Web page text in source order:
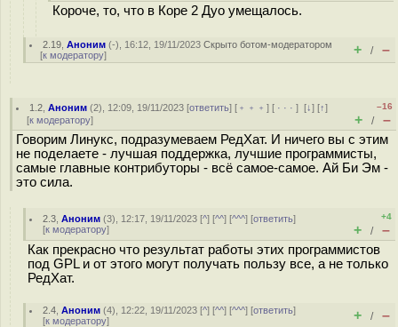
Короче, то, что в Коре 2 Дуо умещалось.
2.19 ,Аноним (-), 16:12, 19/11/2023Скрыто ботом-модератором
[к модератору] + / –
1.2 ,Аноним (2), 12:09, 19/11/2023 [ответить] [ ﹢﹢﹢] [ · · ·][↓] [↑]
[к модератору]
–16
+ / –
Говорим Линукс, подразумеваем РедХат. И ничего вы с этим
не поделаете - лучшая поддержка, лучшие программисты,
самые главные контрибуторы - всё самое-самое. Ай Би Эм -
это сила.
2.3 ,Аноним (3), 12:17, 19/11/2023 [^] [^^] [^^^] [ответить]
[к модератору]
+4
+ / –
Как прекрасно что результат работы этих программистов
под GPL и от этого могут получать пользу все, а не только
РедХат.
2.4 ,Аноним (4), 12:22, 19/11/2023 [^] [^^] [^^^] [ответить]
[к модератору] + / –